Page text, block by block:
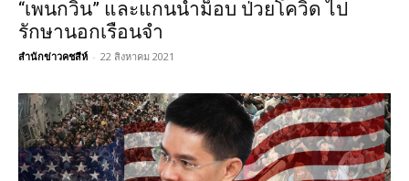
“เพนกวิน” และแกนนำม็อบ ป่วยโควิด ไป
รักษานอกเรือนจำ
สำนักข่าวคชสีห์ - 22 สิงหาคม 2021